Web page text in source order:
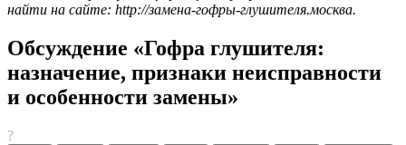
найти на сайте: http://замена-гофры-глушителя.москва.
Обсуждение «Гофра глушителя:
назначение, признаки неисправности
и особенности замены»
?